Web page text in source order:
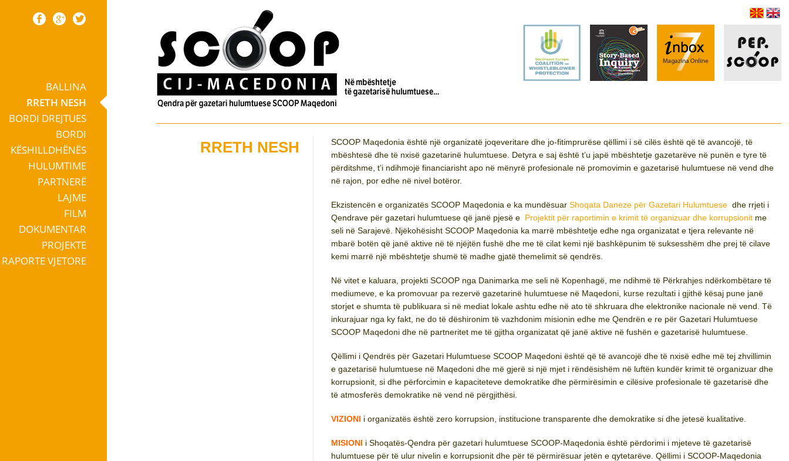
Skip to contentBALLINA
RRETH NESH
BORDI DREJTUES
BORDI
KËSHILLDHËNËS
HULUMTIME
PARTNERË
LAJME
FILM
DOKUMENTAR
PROJEKTE
RAPORTE VJETORE
RRETH NESH
SCOOP Maqedonia është një organizatë joqeveritare dhe jo-fitimprurëse qëllimi i së cilës është që të avancojë, të
mbështesë dhe të nxisë gazetarinë hulumtuese. Detyra e saj është t’u japë mbështetje gazetarëve në punën e tyre të
përditshme, t’i ndihmojë financiarisht apo në mënyrë profesionale në promovimin e gazetarisë hulumtuese në vend dhe
në rajon, por edhe në nivel botëror.
Ekzistencën e organizatës SCOOP Maqedonia e ka mundësuar Shoqata Daneze për Gazetari Hulumtuese dhe rrjeti i
Qendrave për gazetari hulumtuese që janë pjesë e Projektit për raportimin e krimit të organizuar dhe korrupsionit me
seli në Sarajevë. Njëkohësisht SCOOP Maqedonia ka marrë mbështetje edhe nga organizatat e tjera relevante në
mbarë botën që janë aktive në të njëjtën fushë dhe me të cilat kemi një bashkëpunim të suksesshëm dhe prej të cilave
kemi marrë një mbështetje shumë të madhe gjatë themelimit së qendrës.
Në vitet e kaluara, projekti SCOOP nga Danimarka me seli në Kopenhagë, me ndihmë të Përkrahjes ndërkombëtare të
mediumeve, e ka promovuar pa rezervë gazetarinë hulumtuese në Maqedoni, kurse rezultati i gjithë kësaj pune janë
storjet e shumta të publikuara si në mediat lokale ashtu edhe në ato të shkruara dhe elektronike nacionale në vend. Të
inkurajuar nga ky fakt, ne do të dëshironim të vazhdonim misionin edhe me Qendrën e re për Gazetari Hulumtuese
SCOOP Maqedoni dhe në partneritet me të gjitha organizatat që janë aktive në fushën e gazetarisë hulumtuese.
Qëllimi i Qendrës për Gazetari Hulumtuese SCOOP Maqedoni është që të avancojë dhe të nxisë edhe më tej zhvillimin
e gazetarisë hulumtuese në Maqedoni dhe më gjerë si një mjet i rëndësishëm në luftën kundër krimit të organizuar dhe
korrupsionit, si dhe përforcimin e kapaciteteve demokratike dhe përmirësimin e cilësive profesionale të gazetarisë dhe
të atmosferës demokratike në vend në përgjithësi.
VIZIONI i organizatës është zero korrupsion, institucione transparente dhe demokratike si dhe jetesë kualitative.
MISIONI i Shoqatës-Qendra për gazetari hulumtuese SCOOP-Maqedonia është përdorimi i mjeteve të gazetarisë
hulumtuese për të ulur nivelin e korrupsionit dhe për të përmirësuar jetën e qytetarëve. Qëllimi i SCOOP-Maqedonia